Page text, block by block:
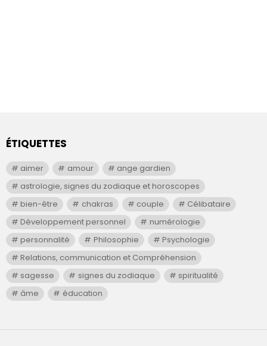
ÉTIQUETTES
aimer amour
ange gardien
astrologie, signes du zodiaque et horoscopes
bien-être
chakras couple
Célibataire
Développement personnel
numérologie
personnalité
Philosophie
Psychologie
Relations, communication et Compréhension
sagesse
signes du zodiaque
spiritualité
âme
éducation